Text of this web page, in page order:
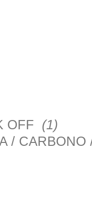
OFF (1)
/